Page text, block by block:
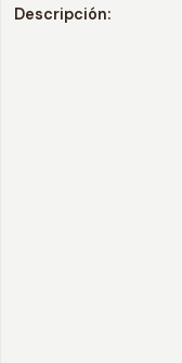
Descripción: